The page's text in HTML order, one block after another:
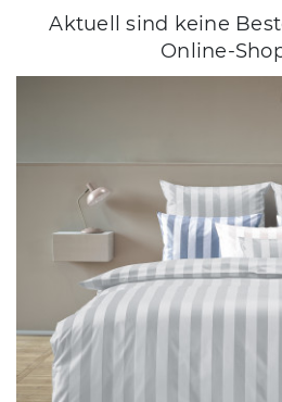
Aktuell sind keine
Online-